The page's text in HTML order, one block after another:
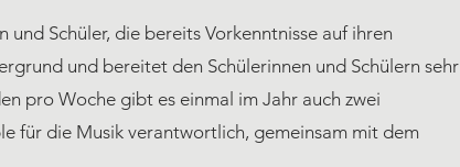
Schüler, die bereits Vorkenntnisse auf ihren
und bereitet den Schülerinnen und Schülern sehr
pro Woche gibt es einmal im Jahr auch zwei
für die Musik verantwortlich, gemeinsam mit dem